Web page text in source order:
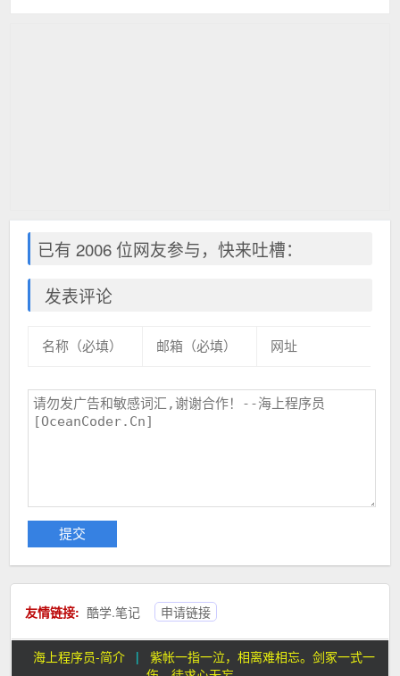
已有 2006 位网友参与，快来吐槽：
发表评论
友情链接: 酷学.笔记 申请链接
海上程序员-简介 |
紫帐一指一泣，相离难相忘。剑冢一式一